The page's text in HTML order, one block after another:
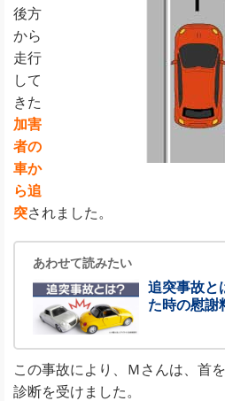
後方
から
走行
して
きた
加害
者の
車か
ら追
突されました。
あわせて読みたい
追突事故と
た時の慰謝
この事故により、Ｍさんは、首
診断を受けました。